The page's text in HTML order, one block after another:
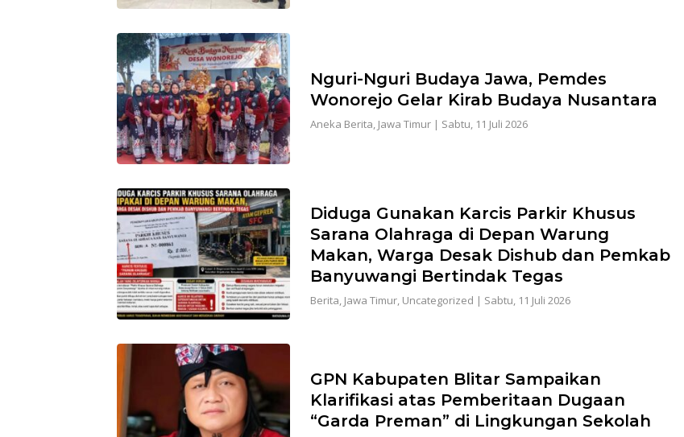
Nguri-Nguri Budaya Jawa, Pemdes
Wonorejo Gelar Kirab Budaya Nusantara
Aneka Berita, Jawa Timur| Sabtu, 11 Juli 2026
Diduga Gunakan Karcis Parkir Khusus
Sarana Olahraga di Depan Warung
Makan, Warga Desak Dishub dan Pemkab
Banyuwangi Bertindak Tegas
Berita, Jawa Timur, Uncategorized | Sabtu, 11 Juli 2026
GPN Kabupaten Blitar Sampaikan
Klarifikasi atas Pemberitaan Dugaan
“Garda Preman” di Lingkungan Sekolah